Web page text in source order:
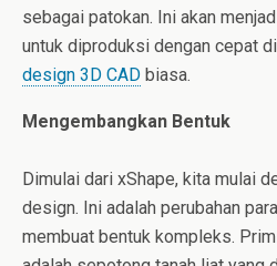
sebagai patokan. Ini akan
untuk diproduksi dengan cepat
design 3D CAD biasa.
Mengembangkan Bentuk
Dimulai dari xShape, kita mulai
design. Ini adalah perubahan
membuat bentuk kompleks.